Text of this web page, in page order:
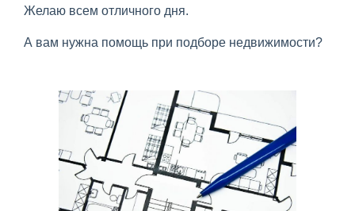
Желаю всем отличного дня.
А вам нужна помощь при подборе недвижимости?